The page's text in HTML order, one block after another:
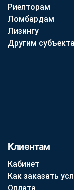
Риелторам
Ломбардам
Лизингу
Другим
Клиентам
Кабинет
Как заказать